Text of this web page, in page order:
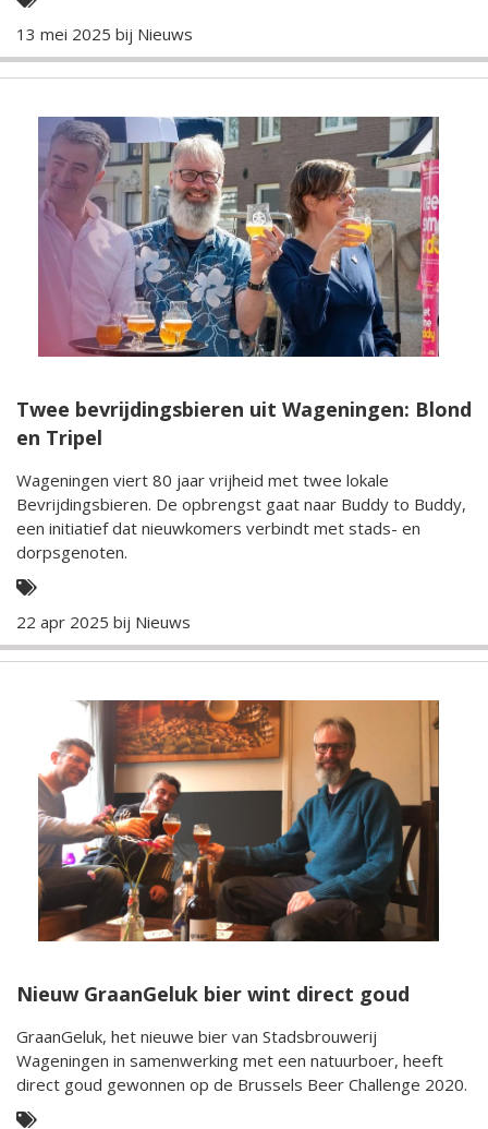
13 mei 2025 bij Nieuws
Twee bevrijdingsbieren uit Wageningen: Blond
en Tripel
Wageningen viert 80 jaar vrijheid met twee lokale
Bevrijdingsbieren. De opbrengst gaat naar Buddy to Buddy,
een initiatief dat nieuwkomers verbindt met stads- en
dorpsgenoten.
22 apr 2025 bij Nieuws
Nieuw GraanGeluk bier wint direct goud
GraanGeluk, het nieuwe bier van Stadsbrouwerij
Wageningen in samenwerking met een natuurboer, heeft
direct goud gewonnen op de Brussels Beer Challenge 2020.